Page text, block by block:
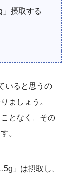
」摂取する
いると思うの
ましょう。
となく、その
。
」は摂取し、